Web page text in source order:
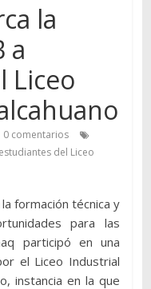
la
a
Liceo
0 comentarios
del Liceo
formación técnica y
para las
participó en una
el Liceo Industrial
instancia en la que